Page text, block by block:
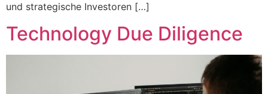
und strategische Investoren […]
Technology Due Diligence